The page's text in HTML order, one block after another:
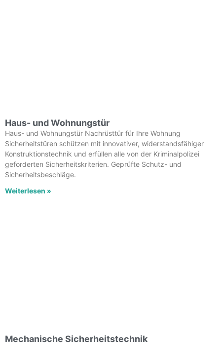
Haus- und Wohnungstür
Haus- und Wohnungstür Nachrüsttür für Ihre Wohnung
Sicherheitstüren schützen mit innovativer, widerstandsfähiger
Konstruktionstechnik und erfüllen alle von der Kriminalpolizei
geforderten Sicherheitskriterien. Geprüfte Schutz- und
Sicherheitsbeschläge.
Weiterlesen »
Mechanische Sicherheitstechnik